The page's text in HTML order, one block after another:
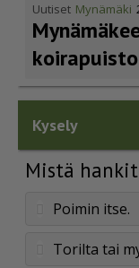
Uutiset Mynämäki
koirapuisto
Kysely
Mistä
Poimin itse.
Torilta tai